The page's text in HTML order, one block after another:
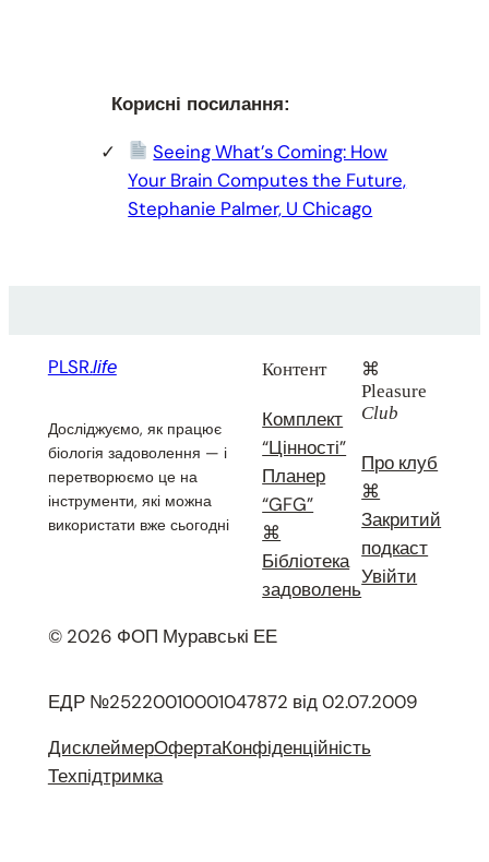
Корисні посилання:
Seeing What’s Coming: How
Your Brain Computes the Future,
Stephanie Palmer, U Chicago
PLSR.life
Досліджуємо, як працює
біологія задоволення — і
перетворюємо це на
інструменти, які можна
використати вже сьогодні
Контент
Комплект
“Цінності”
Планер
“GFG”
⌘
Бібліотека
задоволень
⌘
Pleasure
Club
Про клуб
⌘
Закритий
подкаст
Увійти
© 2026 ФОП Муравські ЕЕ
ЕДР №25220010001047872 від 02.07.2009
ДисклеймерОфертаКонфіденційність
Техпідтримка